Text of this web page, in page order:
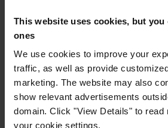
This website uses cookies, but you
ones
We use cookies to improve your
traffic, as well as provide
marketing. The website may also
show relevant advertisements
domain. Click "View Details" to read
your cookie settings.